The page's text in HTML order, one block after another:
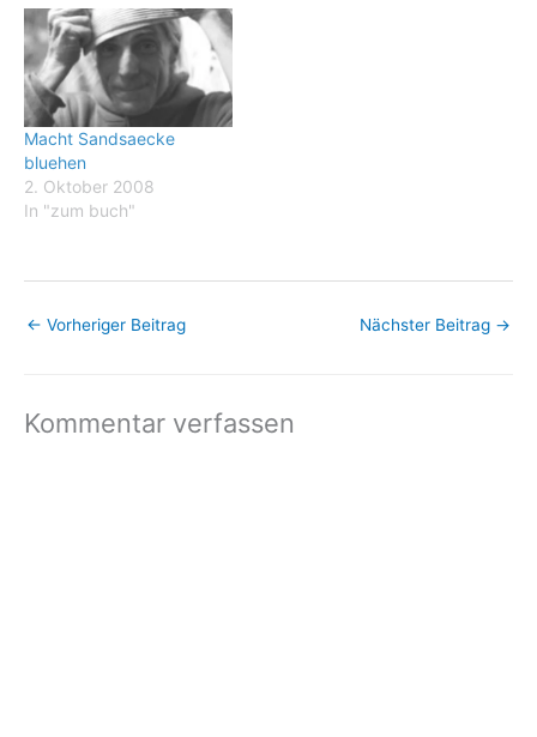
offene Krieg ausbrach,
wurden von staatlicher
Seite aus nahezu alle
Verbindungen zwischen
Kroatien und Serbien
unterbrochen. Es war nun
nicht mehr möglich,
zwischen beiden
Landesteilen…
Macht Sandsaecke
bluehen
2. Oktober 2008
In "zum buch"
← Vorheriger Beitrag Nächster Beitrag →
Kommentar verfassen